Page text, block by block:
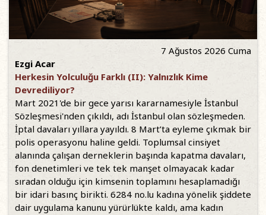
7 Ağustos 2026 Cuma
Ezgi Acar
Herkesin Yolculuğu Farklı (II): Yalnızlık Kime
Devrediliyor?
Mart 2021'de bir gece yarısı kararnamesiyle İstanbul
Sözleşmesi'nden çıkıldı, adı İstanbul olan sözleşmeden.
İptal davaları yıllara yayıldı. 8 Mart’ta eyleme çıkmak bir
polis operasyonu haline geldi. Toplumsal cinsiyet
alanında çalışan derneklerin başında kapatma davaları,
fon denetimleri ve tek tek manşet olmayacak kadar
sıradan olduğu için kimsenin toplamını hesaplamadığı
bir idari basınç birikti. 6284 no.lu kadına yönelik şiddete
dair uygulama kanunu yürürlükte kaldı, ama kadın